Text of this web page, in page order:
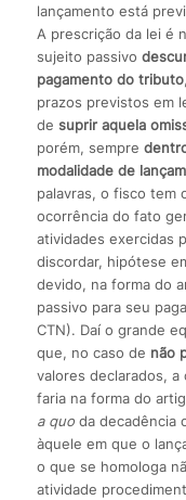
lançamento está
A prescrição da lei é
sujeito passivo
pagamento do tributo
prazos previstos em
de suprir aquela
porém, sempre
modalidade de
palavras, o fisco tem
ocorrência do fato
atividades exercidas
discordar, hipótese
devido, na forma do
passivo para seu
CTN). Daí o grande
que, no caso de não
valores declarados,
faria na forma do
a quo da decadência
àquele em que o
o que se homologa
atividade